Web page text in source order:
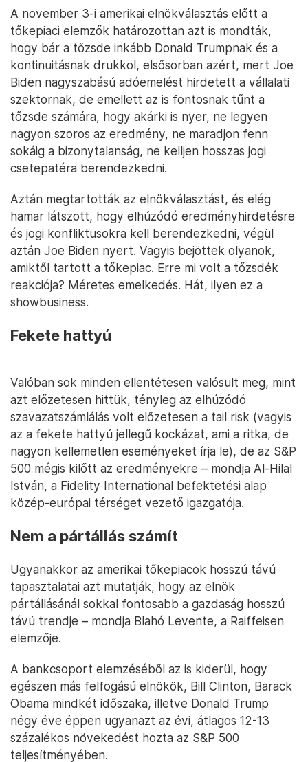
A november 3-i amerikai elnökválasztás előtt a
tőkepiaci elemzők határozottan azt is mondták,
hogy bár a tőzsde inkább Donald Trumpnak és a
kontinuitásnak drukkol, elsősorban azért, mert Joe
Biden nagyszabású adóemelést hirdetett a vállalati
szektornak, de emellett az is fontosnak tűnt a
tőzsde számára, hogy akárki is nyer, ne legyen
nagyon szoros az eredmény, ne maradjon fenn
sokáig a bizonytalanság, ne kelljen hosszas jogi
csetepatéra berendezkedni.
Aztán megtartották az elnökválasztást, és elég
hamar látszott, hogy elhúzódó eredményhirdetésre
és jogi konfliktusokra kell berendezkedni, végül
aztán Joe Biden nyert. Vagyis bejöttek olyanok,
amiktől tartott a tőkepiac. Erre mi volt a tőzsdék
reakciója? Méretes emelkedés. Hát, ilyen ez a
showbusiness.
Fekete hattyú
Valóban sok minden ellentétesen valósult meg, mint
azt előzetesen hittük, tényleg az elhúzódó
szavazatszámlálás volt előzetesen a tail risk (vagyis
az a fekete hattyú jellegű kockázat, ami a ritka, de
nagyon kellemetlen eseményeket írja le), de az S&P
500 mégis kilőtt az eredményekre – mondja Al-Hilal
István, a Fidelity International befektetési alap
közép-európai térséget vezető igazgatója.
Nem a pártállás számít
Ugyanakkor az amerikai tőkepiacok hosszú távú
tapasztalatai azt mutatják, hogy az elnök
pártállásánál sokkal fontosabb a gazdaság hosszú
távú trendje – mondja Blahó Levente, a Raiffeisen
elemzője.
A bankcsoport elemzéséből az is kiderül, hogy
egészen más felfogású elnökök, Bill Clinton, Barack
Obama mindkét időszaka, illetve Donald Trump
négy éve éppen ugyanazt az évi, átlagos 12-13
százalékos növekedést hozta az S&P 500
teljesítményében.